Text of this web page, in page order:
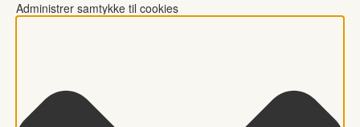
Administrer samtykke til cookies